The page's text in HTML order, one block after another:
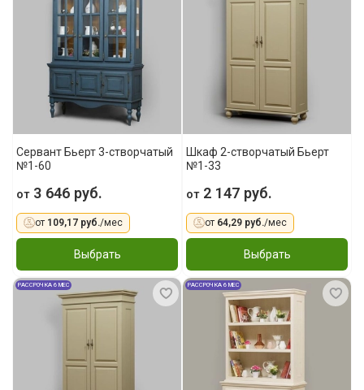
Сервант Бьерт 3-створчатый
№1-60
от3 646 руб.
от 109,17 руб./мес
Выбрать
Шкаф 2-створчатый Бьерт
№1-33
от2 147 руб.
от 64,29 руб./мес
Выбрать
РАССРОЧКА 6 МЕС РАССРОЧКА 6 МЕС